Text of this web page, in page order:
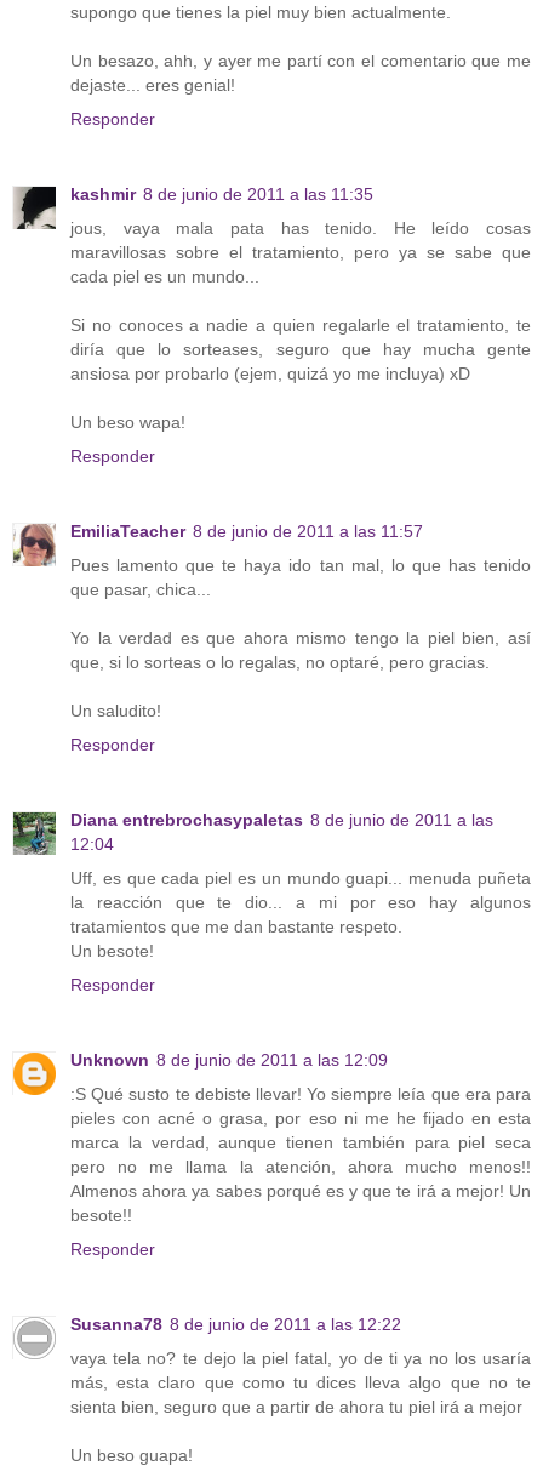
supongo que tienes la piel muy bien actualmente.
Un besazo, ahh, y ayer me partí con el comentario que me
dejaste... eres genial!
Responder
kashmir 8 de junio de 2011 a las 11:35
jous, vaya mala pata has tenido. He leído cosas
maravillosas sobre el tratamiento, pero ya se sabe que
cada piel es un mundo...
Si no conoces a nadie a quien regalarle el tratamiento, te
diría que lo sorteases, seguro que hay mucha gente
ansiosa por probarlo (ejem, quizá yo me incluya) xD
Un beso wapa!
Responder
EmiliaTeacher 8 de junio de 2011 a las 11:57
Pues lamento que te haya ido tan mal, lo que has tenido
que pasar, chica...
Yo la verdad es que ahora mismo tengo la piel bien, así
que, si lo sorteas o lo regalas, no optaré, pero gracias.
Un saludito!
Responder
Diana entrebrochasypaletas 8 de junio de 2011 a las
12:04
Uff, es que cada piel es un mundo guapi... menuda puñeta
la reacción que te dio... a mi por eso hay algunos
tratamientos que me dan bastante respeto.
Un besote!
Responder
Unknown 8 de junio de 2011 a las 12:09
:S Qué susto te debiste llevar! Yo siempre leía que era para
pieles con acné o grasa, por eso ni me he fijado en esta
marca la verdad, aunque tienen también para piel seca
pero no me llama la atención, ahora mucho menos!!
Almenos ahora ya sabes porqué es y que te irá a mejor! Un
besote!!
Responder
Susanna78 8 de junio de 2011 a las 12:22
vaya tela no? te dejo la piel fatal, yo de ti ya no los usaría
más, esta claro que como tu dices lleva algo que no te
sienta bien, seguro que a partir de ahora tu piel irá a mejor
Un beso guapa!